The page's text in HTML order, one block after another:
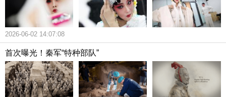
2026-06-02 14:07:08
首次曝光！秦军“特种部队”